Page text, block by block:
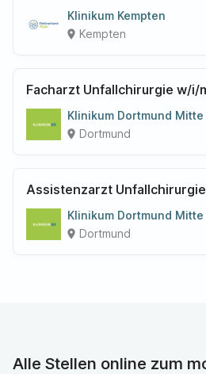
Klinikum Kempten
place Kempten
Facharzt Unfallchirurgie w/i/
Klinikum Dortmund Mitte
place Dortmund
Assistenzarzt
Klinikum Dortmund Mitte
place Dortmund
Alle Stellen online zum